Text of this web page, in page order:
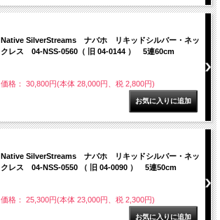
Native SilverStreams ナバホ リキッドシルバー・ネッ
クレス 04-NSS-0560（ 旧 04-0144 ） 5連60cm
価格： 30,800円(本体 28,000円、税 2,800円)
Native SilverStreams ナバホ リキッドシルバー・ネッ
クレス 04-NSS-0550 （ 旧 04-0090 ） 5連50cm
価格： 25,300円(本体 23,000円、税 2,300円)